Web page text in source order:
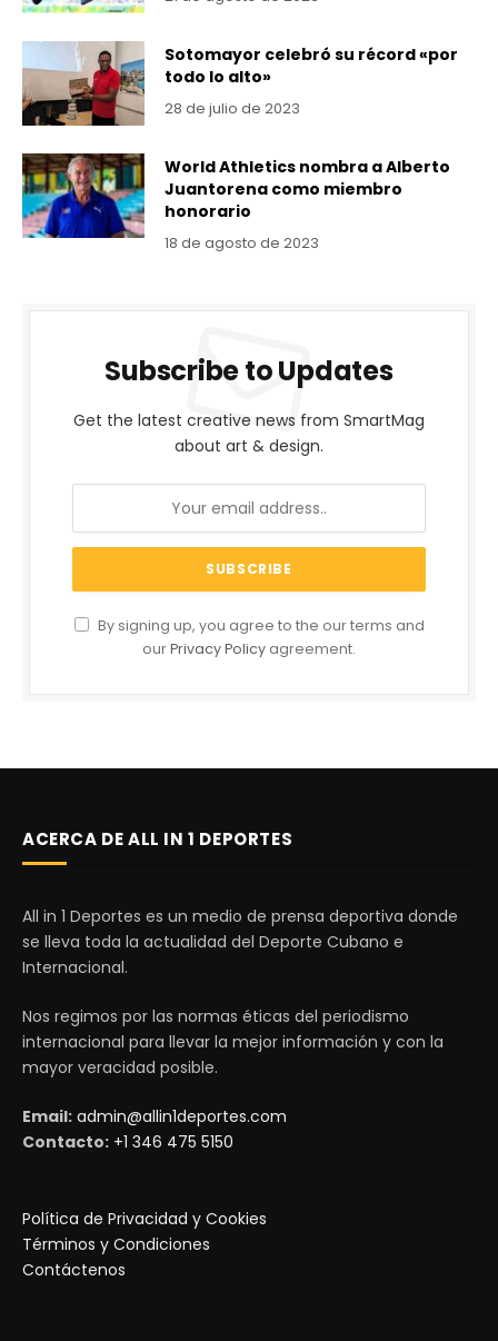
Sotomayor celebró su récord «por
todo lo alto»
28 de julio de 2023
World Athletics nombra a Alberto
Juantorena como miembro
honorario
18 de agosto de 2023
Subscribe to Updates
Get the latest creative news from SmartMag
about art & design.
By signing up, you agree to the our terms and
ourPrivacy Policy agreement.
ACERCA DE ALL IN 1 DEPORTES
All in 1 Deportes es un medio de prensa deportiva donde
se lleva toda la actualidad del Deporte Cubano e
Internacional.
Nos regimos por las normas éticas del periodismo
internacional para llevar la mejor información y con la
mayor veracidad posible.
Email: admin@allin1deportes.com
Contacto: +1 346 475 5150
Política de Privacidad y Cookies
Términos y Condiciones
Contáctenos